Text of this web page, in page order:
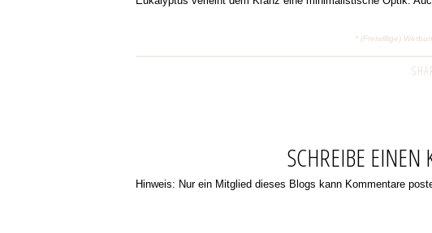
* (Freiwillige)
SCHREIBE
Hinweis: Nur ein Mitglied dieses Blogs kann Kommentare